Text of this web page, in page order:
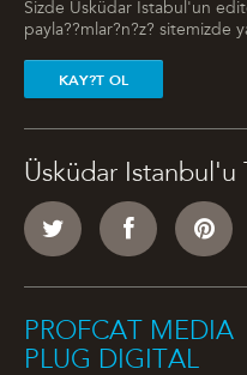
Sizde Üsküdar Istabul'un
payla??mlar?n?z? sitemizde
KAY?T OL
Üsküdar Istanbul'u
PROFCAT MEDIA
PLUG DIGITAL